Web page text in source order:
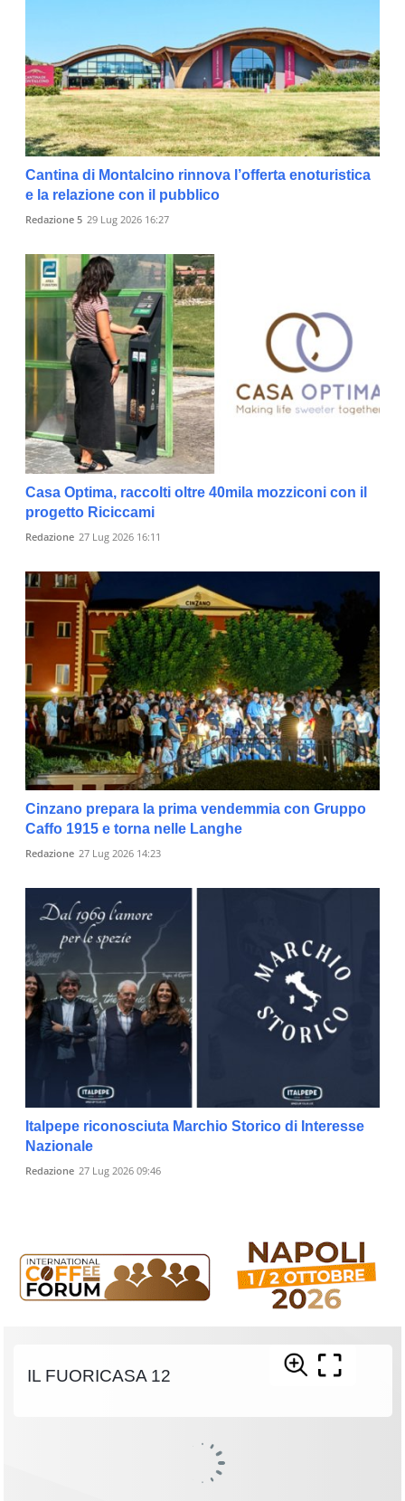
Cantina di Montalcino rinnova l’offerta enoturistica
e la relazione con il pubblico
Redazione 5 29 Lug 2026 16:27
Casa Optima, raccolti oltre 40mila mozziconi con il
progetto Riciccami
Redazione 27 Lug 2026 16:11
Cinzano prepara la prima vendemmia con Gruppo
Caffo 1915 e torna nelle Langhe
Redazione 27 Lug 2026 14:23
Italpepe riconosciuta Marchio Storico di Interesse
Nazionale
Redazione 27 Lug 2026 09:46